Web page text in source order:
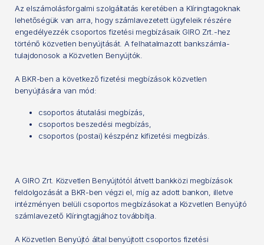
Az elszámolásforgalmi szolgáltatás keretében a Klíringtagoknak
lehetőségük van arra, hogy számlavezetett ügyfeleik részére
engedélyezzék csoportos fizetési megbízásaik GIRO Zrt.-hez
történő közvetlen benyújtását. A felhatalmazott bankszámla-
tulajdonosok a Közvetlen Benyújtók.
A BKR-ben a következő fizetési megbízások közvetlen
benyújtására van mód:
csoportos átutalási megbízás,
csoportos beszedési megbízás,
csoportos (postai) készpénz kifizetési megbízás.
A GIRO Zrt. Közvetlen Benyújtótól átvett bankközi megbízások
feldolgozását a BKR-ben végzi el, míg az adott bankon, illetve
intézményen belüli csoportos megbízásokat a Közvetlen Benyújtó
számlavezető Klíringtagjához továbbítja.
A Közvetlen Benyújtó által benyújtott csoportos fizetési